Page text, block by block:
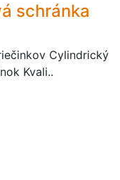
schránka
Cylindrický
Kvali..